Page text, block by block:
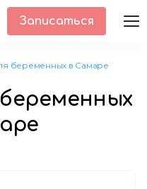
Записаться
беременных в Самаре
беременных